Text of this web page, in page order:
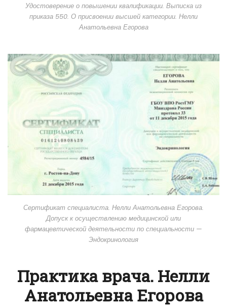
Удостоверение о повышении квалификации. Выписка из
приказа 550. О присвоении высшей категории. Нелли
Анатольевна Егорова
Сертификат специалиста. Нелли Анатольевна Егорова.
Допуск к осуществлению медицинской или
фармацевтической деятельности по специальности —
Эндокринология
Практика врача. Нелли
Анатольевна Егорова